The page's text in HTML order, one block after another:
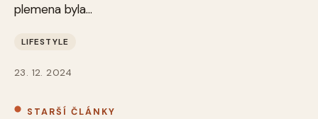
plemena byla...
LIFESTYLE
23. 12. 2024
STARŠÍ ČLÁNKY